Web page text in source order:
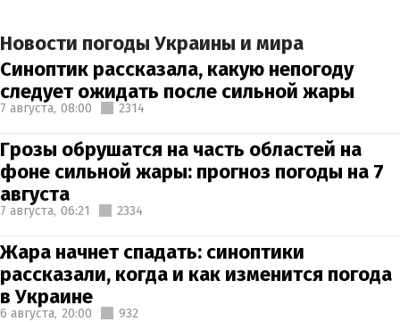
Новости погоды Украины и мира
Синоптик рассказала, какую непогоду
следует ожидать после сильной жары
7 августа, 08:00 2314
Грозы обрушатся на часть областей на
фоне сильной жары: прогноз погоды на 7
августа
7 августа, 06:21 2334
Жара начнет спадать: синоптики
рассказали, когда и как изменится погода
в Украине
6 августа, 20:00 932